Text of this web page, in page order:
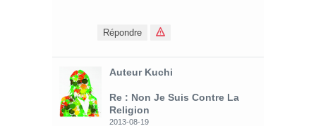
Répondre
Auteur Kuchi
Re : Non Je Suis Contre La
Religion
2013-08-19